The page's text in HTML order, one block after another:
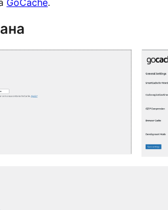
GoCache.